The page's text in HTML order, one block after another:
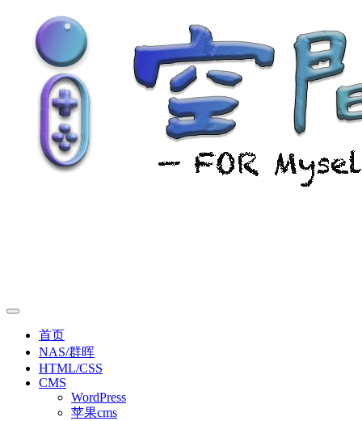
首页
NAS/群晖
HTML/CSS
CMS
WordPress
苹果cms